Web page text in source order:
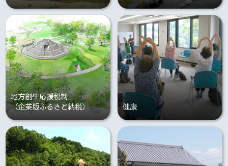
地方創生応援税制
（企業版ふるさと納税）
健康